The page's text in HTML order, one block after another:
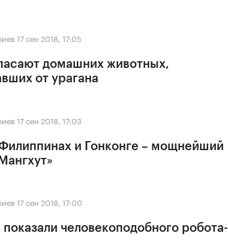
17 сен 2018, 17:05
домашних животных,
от урагана
17 сен 2018, 17:03
и Гонконге – мощнейший
17 сен 2018, 17:00
показали человекоподобного робота-